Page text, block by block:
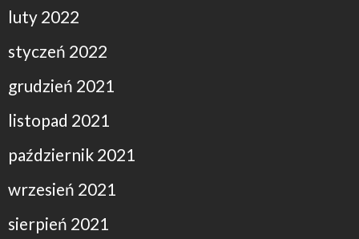
luty 2022
styczeń 2022
grudzień 2021
listopad 2021
październik 2021
wrzesień 2021
sierpień 2021